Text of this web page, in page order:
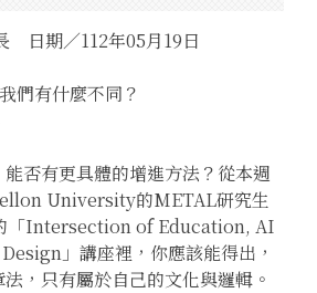
日期／112年05月19日
們有什麼不同？
否有更具體的增進方法？從本週
University的METAL研究生
「Intersection of Education, AI
」講座裡，你應該能得出，
，只有屬於自己的文化與邏輯。